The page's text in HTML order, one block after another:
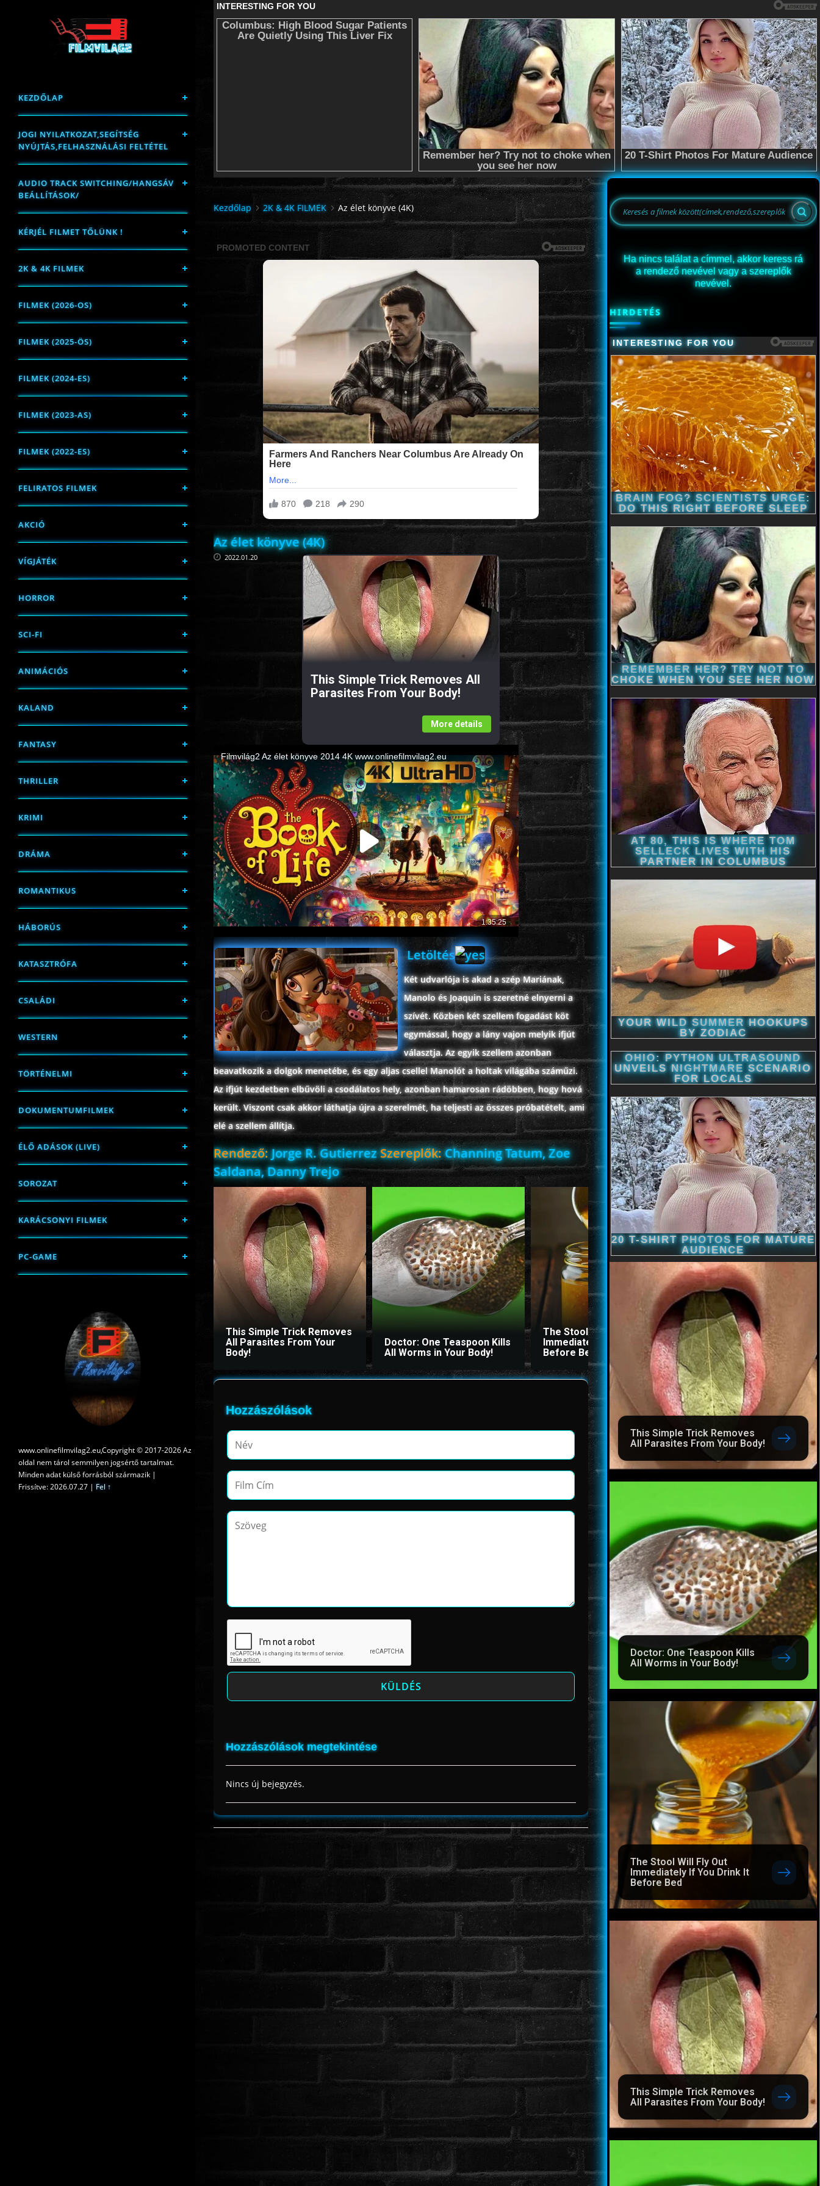
KEZDŐLAP
JOGI NYILATKOZAT,SEGÍTSÉG
NYÚJTÁS,FELHASZNÁLÁSI FELTÉTEL
AUDIO TRACK SWITCHING/HANGSÁV
BEÁLLÍTÁSOK/
KÉRJÉL FILMET TŐLÜNK !
2K & 4K FILMEK
FILMEK (2026-OS)
FILMEK (2025-ÖS)
FILMEK (2024-ES)
FILMEK (2023-AS)
FILMEK (2022-ES)
FELIRATOS FILMEK
AKCIÓ
VÍGJÁTÉK
HORROR
SCI-FI
ANIMÁCIÓS
KALAND
FANTASY
THRILLER
KRIMI
DRÁMA
ROMANTIKUS
HÁBORÚS
KATASZTRÓFA
CSALÁDI
WESTERN
TÖRTÉNELMI
DOKUMENTUMFILMEK
ÉLŐ ADÁSOK (LIVE)
SOROZAT
KARÁCSONYI FILMEK
PC-GAME
www.onlinefilmvilag2.eu,Copyright © 2017-2026 Az
oldal nem tárol semmilyen jogsértő tartalmat.
Minden adat külső forrásból származik |
Frissítve: 2026.07.27 | Fel ↑
Kezdőlap 2K & 4K FILMEK Az élet könyve (4K)
Az élet könyve (4K)
2022.01.20
This Simple Trick Removes All
Parasites From Your Body!
More details
Letöltés
Két udvarlója is akad a szép Mariának,
Manolo és Joaquin is szeretné elnyerni a
szívét. Közben két szellem fogadást köt
egymással, hogy a lány vajon melyik ifjút
választja. Az egyik szellem azonban
beavatkozik a dolgok menetébe, és egy aljas csellel Manolót a holtak világába száműzi.
Az ifjút kezdetben elbűvöli a csodálatos hely, azonban hamarosan rádöbben, hogy hová
került. Viszont csak akkor láthatja újra a szerelmét, ha teljesti az összes próbatételt, ami
elé a szellem állítja.
Rendező:Jorge R. GutierrezSzereplők:Channing Tatum, Zoe
Saldana, Danny Trejo
This Simple Trick Removes
All Parasites From Your
Body!
Doctor: One Teaspoon Kills
All Worms in Your Body!
The Stool Will Fly Out
Immediately If You Drink It
Before Bed
This Simple Trick
All Parasites From Your
Body!
Hozzászólások
Hozzászólások megtekintése
Nincs új bejegyzés.
Ha nincs találat a címmel, akkor keress rá
a rendező nevével vagy a szereplők
nevével.
HIRDETÉS
This Simple Trick Removes
All Parasites From Your Body!
Doctor: One Teaspoon Kills
All Worms in Your Body!
The Stool Will Fly Out
Immediately If You Drink It
Before Bed
This Simple Trick Removes
All Parasites From Your Body!